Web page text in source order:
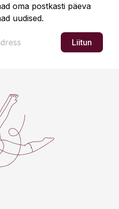
oma postkasti päeva
uudised.
Liitun